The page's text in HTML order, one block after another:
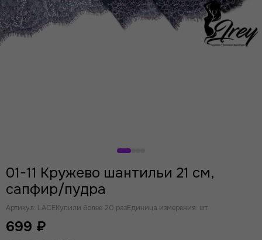
01-11 Кружево шантильи 21 см,
сапфир/пудра
Артикул: LACEКупили более 20 разЕдиница измерения: шт
699 ₽